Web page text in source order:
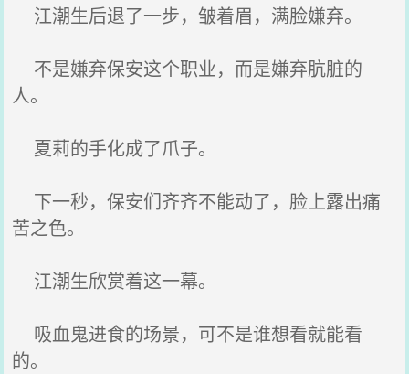
江潮生后退了一步，皱着眉，满脸嫌弃。
不是嫌弃保安这个职业，而是嫌弃肮脏的
人。
夏莉的手化成了爪子。
下一秒，保安们齐齐不能动了，脸上露出痛
苦之色。
江潮生欣赏着这一幕。
吸血鬼进食的场景，可不是谁想看就能看
的。